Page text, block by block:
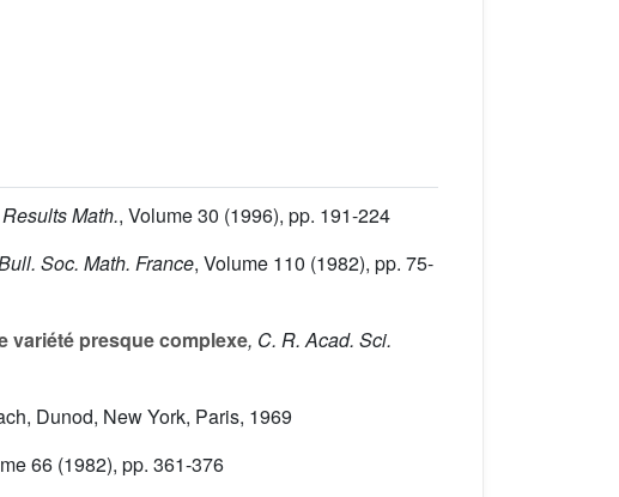
Math., Volume 30 (1996), pp. 191-224
Soc. Math. France, Volume 110 (1982), pp. 75-
variété presque complexe, C. R. Acad. Sci.
Dunod, New York, Paris, 1969
66 (1982), pp. 361-376